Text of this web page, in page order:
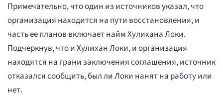
Примечательно, что один из источников указал, что
организация находится на пути восстановления, и
часть ее планов включает найм Хулихана Локи.
Подчеркнув, что и Хулихан Локи, и организация
находятся на грани заключения соглашения, источник
отказался сообщить, был ли Локи нанят на работу или
нет.